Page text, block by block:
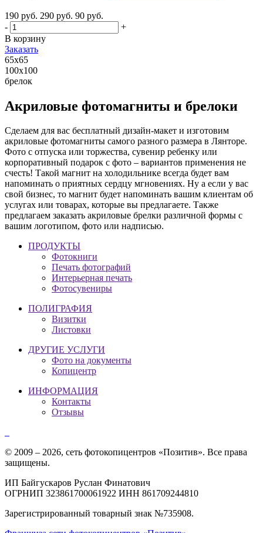
190 руб. 290 руб. 90 руб.
-
+
В корзину
Заказать
65х65
100х100
брелок
Акриловые фотомагниты и брелоки
Сделаем для вас бесплатный дизайн-макет и изготовим
акриловые фотомагниты самого разного размера в Лянторе.
Фото с отпуска или торжества, сувенир ребенку или
корпоративный подарок с фото – вариантов применения не
счесть! Такой магнит на холодильнике всегда будет вам
напоминать о приятных сердцу мгновениях. Ну а если у вас
свой бизнес, то магнит будет напоминать вашим клиентам об
услугах или товарах, которые вы предлагаете. Также
предлагаем заказать акриловые брелки различной формы с
вашим логотипом, фото или надписью.
ПРОДУКТЫ
Фотокниги
Печать фотографий
Интерьерная печать
Фотосувениры
ПОЛИГРАФИЯ
Визитки
Листовки
ДРУГИЕ УСЛУГИ
Фото на документы
Копицентр
ИНФОРМАЦИЯ
Контакты
Отзывы
© 2009 – 2026, сеть фотокопицентров «Позитив». Все права
защищены.
ИП Байгускаров Руслан Финатович
ОГРНИП 323861700061922 ИНН 861709244810
Зарегистрированный товарный знак №735908.